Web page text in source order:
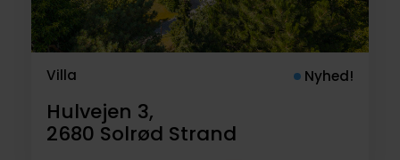
Villa Nyhed!
Hulvejen 3,
2680 Solrød Strand